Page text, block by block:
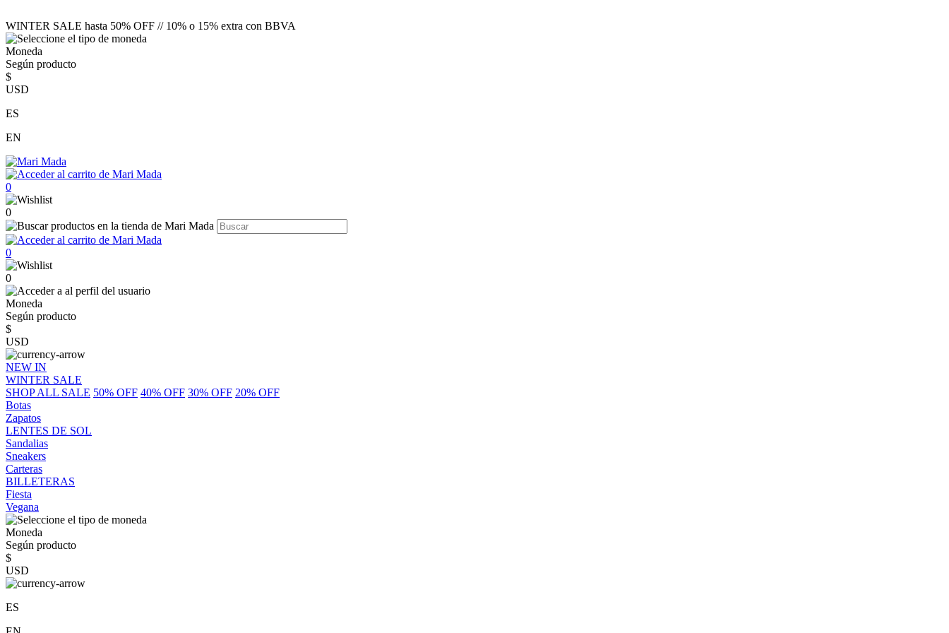
WINTER SALE hasta 50% OFF // 10% o 15% extra con BBVA
Moneda
Según producto
$
USD
ES
EN
0
0
0
0
Moneda
Según producto
$
USD
NEW IN
WINTER SALE
SHOP ALL SALE 50% OFF 40% OFF 30% OFF 20% OFF
Botas
Zapatos
LENTES DE SOL
Sandalias
Sneakers
Carteras
BILLETERAS
Fiesta
Vegana
Moneda
Según producto
$
USD
ES